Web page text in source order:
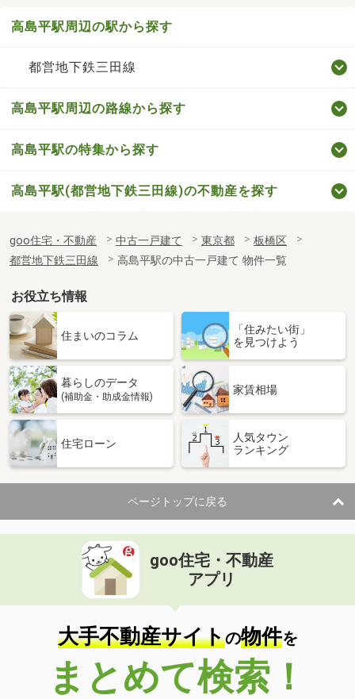
高島平駅周辺の駅から探す
都営地下鉄三田線
高島平駅周辺の路線から探す
高島平駅の特集から探す
高島平駅(都営地下鉄三田線)の不動産を探す
goo住宅・不動産 中古一戸建て 東京都
板橋区
都営地下鉄三田線
高島平駅の中古一戸建て 物件一覧
お役立ち情報
住まいのコラム
「住みたい街」
を見つけよう
暮らしのデータ
(補助金・助成金情報)
家賃相場
住宅ローン
人気タウン
ランキング
ページトップに戻る
goo住宅・不動産
アプリ
大手不動産サイトの物件を
まとめて検索！